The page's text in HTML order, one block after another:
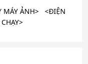
MÁY ẢNH> <ĐIỆN